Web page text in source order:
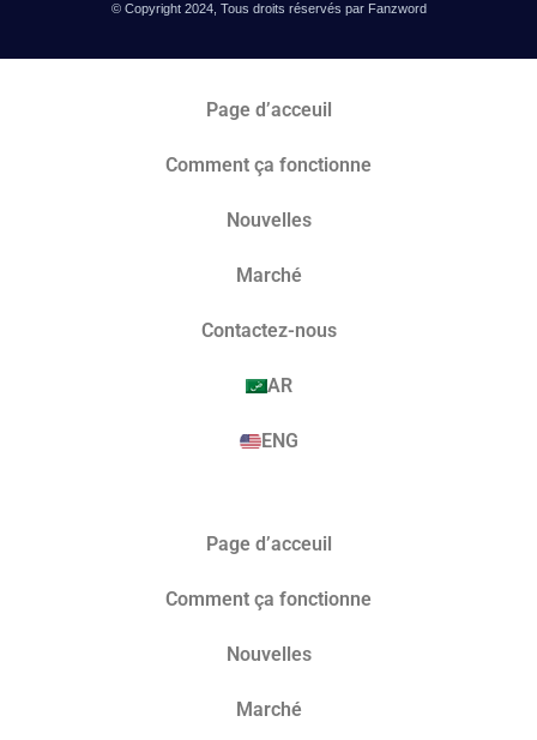
© Copyright 2024, Tous droits réservés par Fanzword
Page d’acceuil
Comment ça fonctionne
Nouvelles
Marché​
Contactez-nous
AR
ENG
Page d’acceuil
Comment ça fonctionne
Nouvelles
Marché​